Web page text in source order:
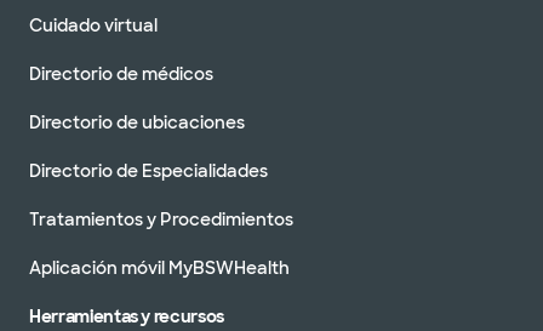
Cuidado virtual
Directorio de médicos
Directorio de ubicaciones
Directorio de Especialidades
Tratamientos y Procedimientos
Aplicación móvil MyBSWHealth
Herramientas y recursos